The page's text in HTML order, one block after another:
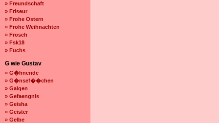
» Freundschaft
» Friseur
» Frohe Ostern
» Frohe Weihnachten
» Frosch
» Fsk18
» Fuchs
G wie Gustav
» G�hnende
» G�nsef��chen
» Galgen
» Gefaengnis
» Geisha
» Geister
» Gelbe